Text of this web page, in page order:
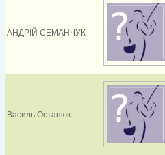
АНДРІЙ СЕМАНЧУК
Василь Остапюк